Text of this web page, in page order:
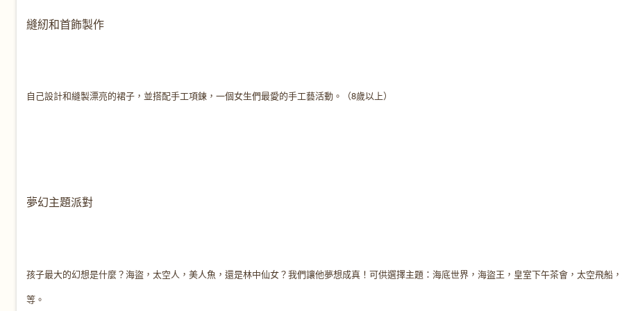
縫紉和首飾製作
自己設計和縫製漂亮的裙子，並搭配手工項鍊，一個女生們最愛的手工藝活動。（8歲以上）
夢幻主題派對
孩子最大的幻想是什麼？海盜，太空人，美人魚，還是林中仙女？我們讓他夢想成真！可供選擇主題：海底世界，海盜王，皇室下午茶會，太空飛船
等。